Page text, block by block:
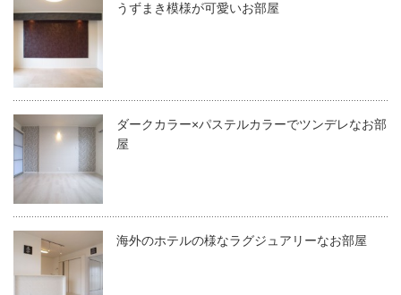
うずまき模様が可愛いお部屋
ダークカラー×パステルカラーでツンデレなお部
屋
海外のホテルの様なラグジュアリーなお部屋